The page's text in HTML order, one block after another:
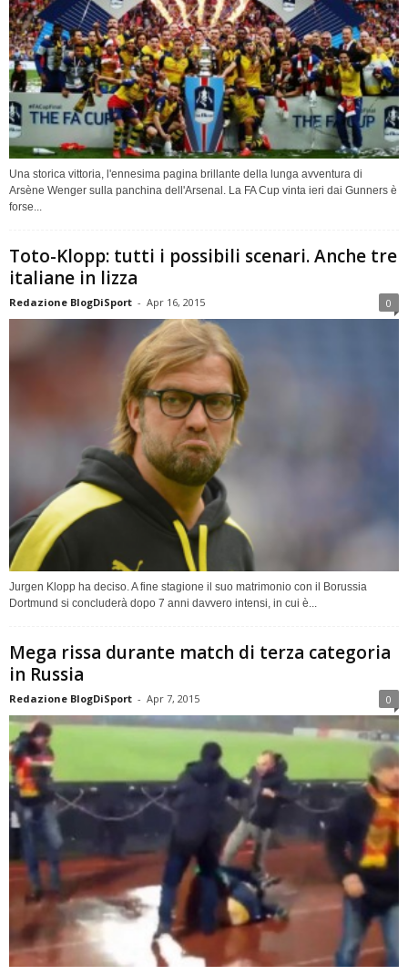
Una storica vittoria, l'ennesima pagina brillante della lunga avventura di
Arsène Wenger sulla panchina dell'Arsenal. La FA Cup vinta ieri dai Gunners è
forse...
Toto-Klopp: tutti i possibili scenari. Anche tre
italiane in lizza
Redazione BlogDiSport - Apr 16, 2015 0
Jurgen Klopp ha deciso. A fine stagione il suo matrimonio con il Borussia
Dortmund si concluderà dopo 7 anni davvero intensi, in cui è...
Mega rissa durante match di terza categoria
in Russia
Redazione BlogDiSport - Apr 7, 2015 0